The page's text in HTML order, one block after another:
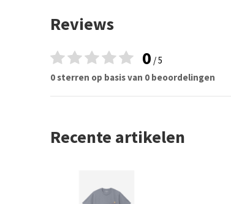
Reviews
0 / 5
0 sterren op basis van 0 beoordelingen
Recente artikelen